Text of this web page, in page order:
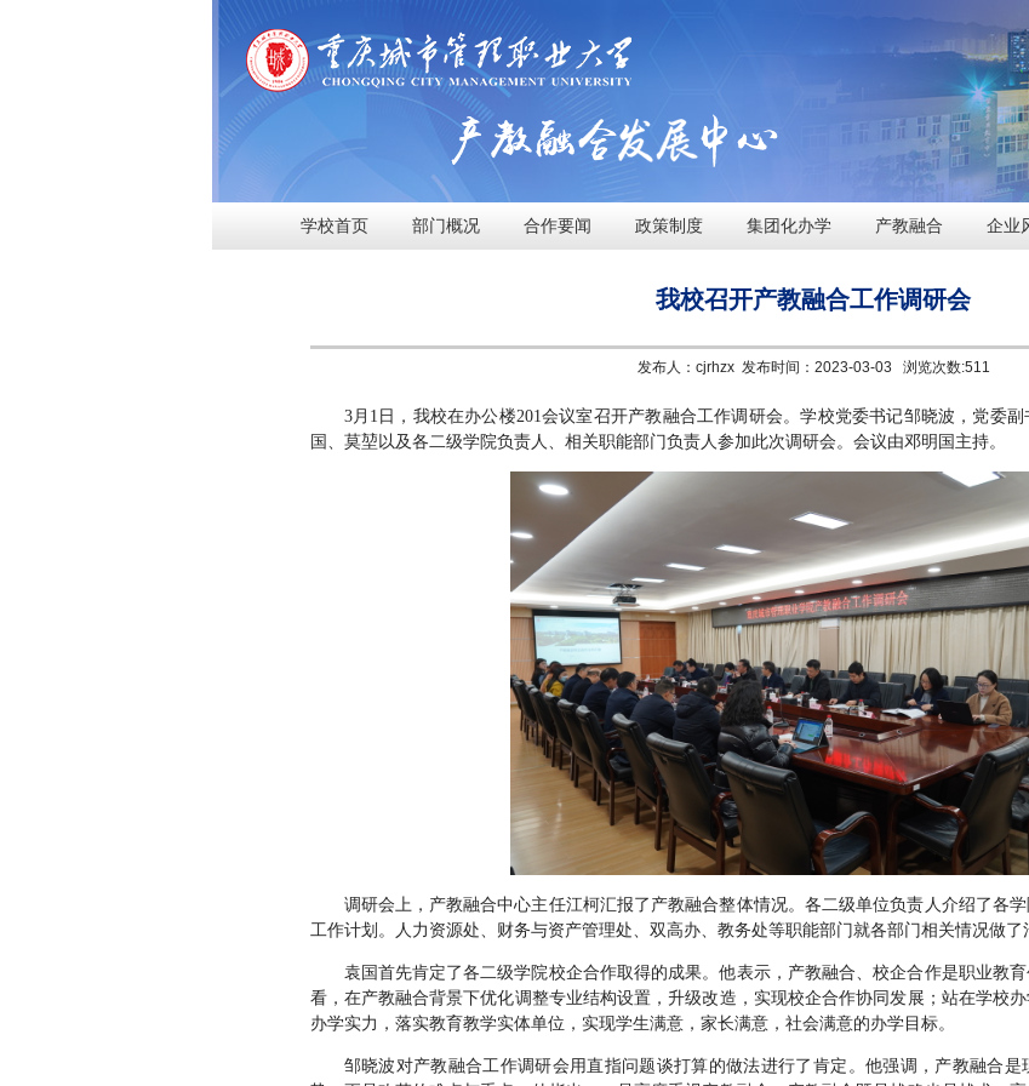
学校首页 部门概况 合作要闻 政策制度 集团化办学 产教融合 企业
我校召开产教融合工作调研会
发布人：cjrhzx 发布时间：2023-03-03 浏览次数:511
3月1日，我校在办公楼201会议室召开产教融合工作调研会。学校党委书记邹晓波，党委
国、莫堃以及各二级学院负责人、相关职能部门负责人参加此次调研会。会议由邓明国主持。
调研会上，产教融合中心主任江柯汇报了产教融合整体情况。各二级单位负责人介绍了各
工作计划。人力资源处、财务与资产管理处、双高办、教务处等职能部门就各部门相关情况做了
袁国首先肯定了各二级学院校企合作取得的成果。他表示，产教融合、校企合作是职业教
看，在产教融合背景下优化调整专业结构设置，升级改造，实现校企合作协同发展；站在学校
办学实力，落实教育教学实体单位，实现学生满意，家长满意，社会满意的办学目标。
邹晓波对产教融合工作调研会用直指问题谈打算的做法进行了肯定。他强调，产教融合